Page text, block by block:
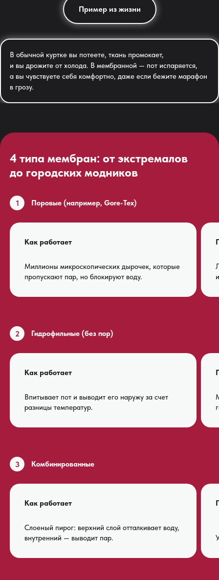
Пример из жизни
В обычной куртке вы потеете, ткань промокает,
и вы дрожите от холода. В мембранной — пот испаряется,
а вы чувствуете себя комфортно, даже если бежите марафон
в грозу.
4 типа мембран: от экстремалов
до городских модников
1 Поровые (например, Gore-Tex)
Как работает
Миллионы микроскопических дырочек, которые
пропускают пар, но блокируют воду.
2 Гидрофильные (без пор)
Как работает
Впитывает пот и выводит его наружу за счет
разницы температур.
3 Комбинированные
Как работает
Слоеный пирог: верхний слой отталкивает воду,
внутренний — выводит пар.